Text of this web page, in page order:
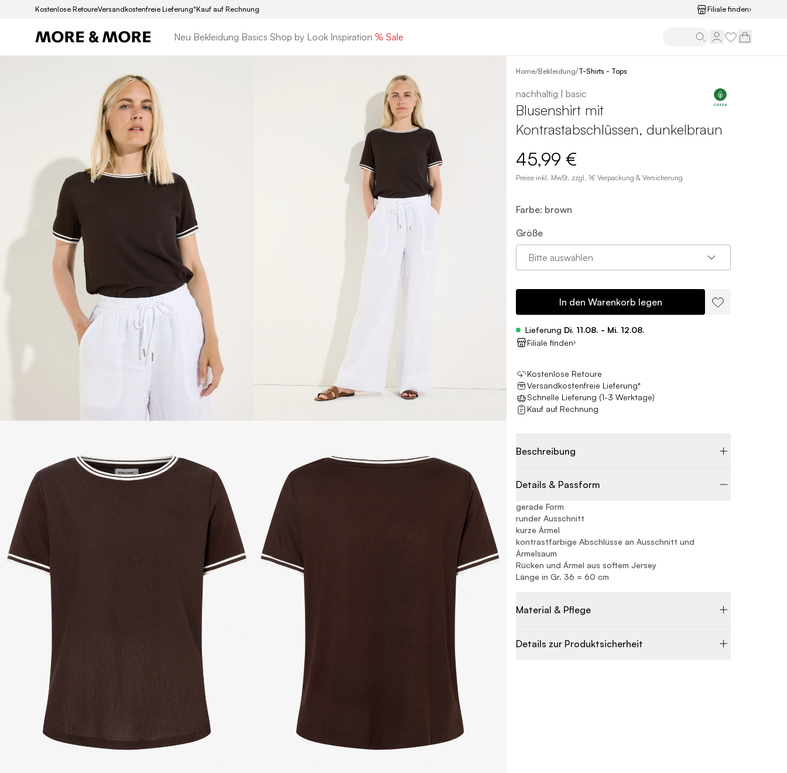
Kostenlose RetoureVersandkostenfreie Lieferung*Kauf auf Rechnung Filiale finden
Neu Bekleidung Basics Shop by Look Inspiration % Sale
Home/Bekleidung/T-Shirts - Tops
nachhaltig | basic
Blusenshirt mit
Kontrastabschlüssen, dunkelbraun
45,99 €
Preise inkl. MwSt. zzgl. 1€ Verpackung & Versicherung
Farbe: brown
Größe
Bitte auswählen
In den Warenkorb legen
Lieferung Di. 11.08. - Mi. 12.08.
Filiale finden
Kostenlose Retoure
Versandkostenfreie Lieferung*
Schnelle Lieferung (1-3 Werktage)
Kauf auf Rechnung
Beschreibung
Details & Passform
gerade Form
runder Ausschnitt
kurze Ärmel
kontrastfarbige Abschlüsse an Ausschnitt und
Ärmelsaum
Rücken und Ärmel aus softem Jersey
Länge in Gr. 36 = 60 cm
Material & Pflege
Details zur Produktsicherheit